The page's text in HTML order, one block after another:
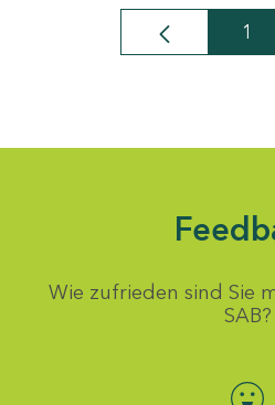
1
Wie zufrieden sind Sie
SAB?